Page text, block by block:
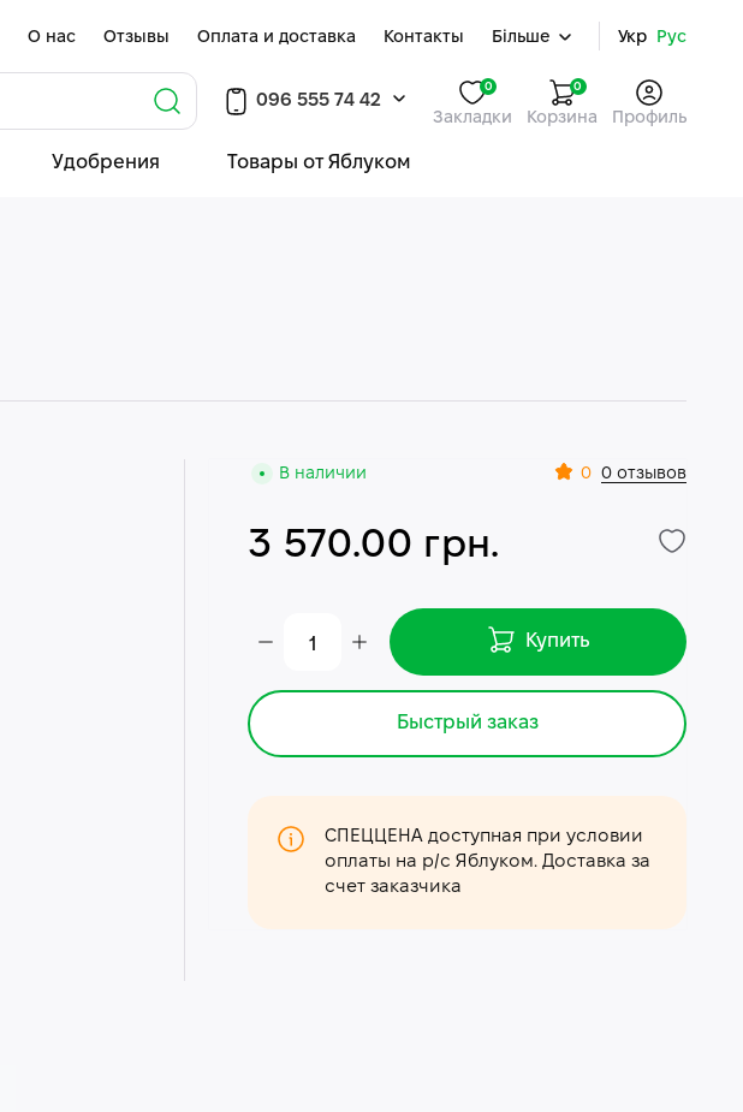
О нас Отзывы Оплата и доставка Контакты Більше Укр Рус
096 555 74 42
Закладки
0 0
Корзина Профиль
Удобрения Товары от Яблуком
В наличии 0 0 отзывов
3 570.00 грн.
Купить
Быстрый заказ
СПЕЦЦЕНА доступная при условии
оплаты на р/с Яблуком. Доставка за
счет заказчика